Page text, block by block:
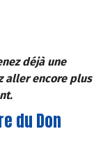
déjà une
aller encore plus
du Don